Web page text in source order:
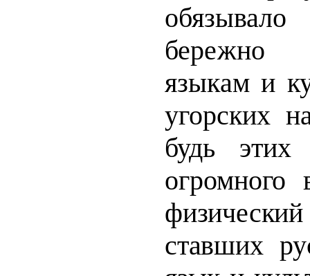
бережно
языкам и
угорских
будь
огромного
ставших